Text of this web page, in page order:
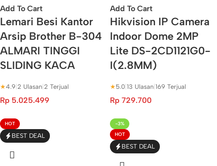
Add To Cart
Lemari Besi Kantor
Arsip Brother B-304
ALMARI TINGGI
SLIDING KACA
★4.9 2 Ulasan 2 Terjual
Rp 5.025.499
Add To Cart
Hikvision IP Camera
Indoor Dome 2MP
Lite DS-2CD1121G0-
I(2.8MM)
★5.0 13 Ulasan 169 Terjual
Rp 729.700
HOT
BEST DEAL
-3%
HOT
BEST DEAL